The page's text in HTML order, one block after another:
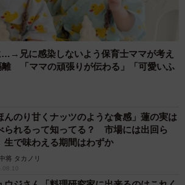
兄に感染しないよう保育士ママが考え
離 「ママの頑張りが伝わる」「可愛いふ
んのり甘くナッツのような食感」蓮の実は
られるって知ってる？ 市場には出回ら
生で味わえる期間はわずか
将 タカノリ